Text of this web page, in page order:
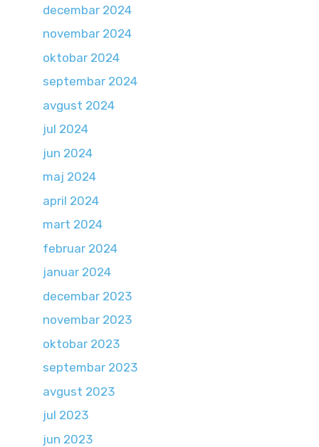
decembar 2024
novembar 2024
oktobar 2024
septembar 2024
avgust 2024
jul 2024
jun 2024
maj 2024
april 2024
mart 2024
februar 2024
januar 2024
decembar 2023
novembar 2023
oktobar 2023
septembar 2023
avgust 2023
jul 2023
jun 2023